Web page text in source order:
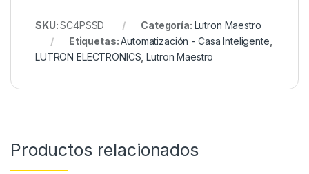
SKU:SC4PSSD Categoría: Lutron Maestro
Etiquetas:Automatización - Casa Inteligente
LUTRON ELECTRONICS ,Lutron Maestro
Productos relacionados